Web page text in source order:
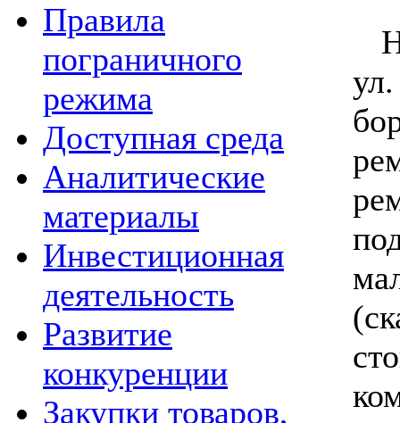
Правила
пограничного
режима
Доступная среда
Аналитические
материалы
Инвестиционная
деятельность
Развитие
конкуренции
Закупки товаров,